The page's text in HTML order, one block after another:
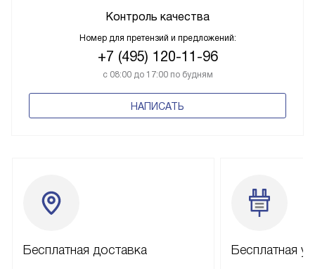
Контроль качества
Номер для претензий и предложений:
+7 (495) 120-11-96
с 08:00 до 17:00 по будням
НАПИСАТЬ
Бесплатная доставка Бесплатная